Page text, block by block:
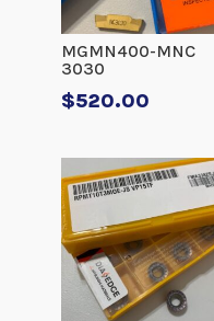
MGMN400-MNC
3030
$520.00